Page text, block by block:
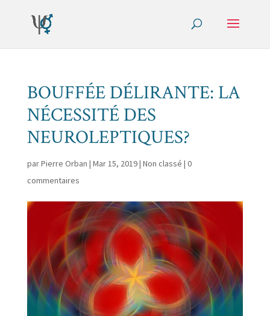
BOUFFÉE DÉLIRANTE: LA
NÉCESSITÉ DES
NEUROLEPTIQUES?
parPierre Orban | Mar 15, 2019| Non classé | 0
commentaires